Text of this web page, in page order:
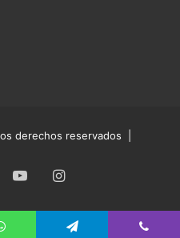
derechos reservados |
YouTubeInstagram